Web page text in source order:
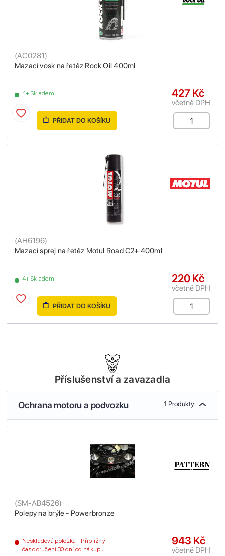
Mazací vosk na řetěz Rock Oil 400ml
(AC0281)
4+ Skladem 427 Kč
včetně DPH
PŘIDAT DO KOŠÍKU
Mazací sprej na řetěz Motul Road C2+ 400ml
(AH6196)
4+ Skladem 220 Kč
včetně DPH
PŘIDAT DO KOŠÍKU
Příslušenství a zavazadla
Ochrana motoru a podvozku 1 Produkty
Polepy na brýle - Powerbronze
(SM-AB4526)
Neskladová položka - Přibližný
čas doručení 30 dní od nákupu
943 Kč
včetně DPH